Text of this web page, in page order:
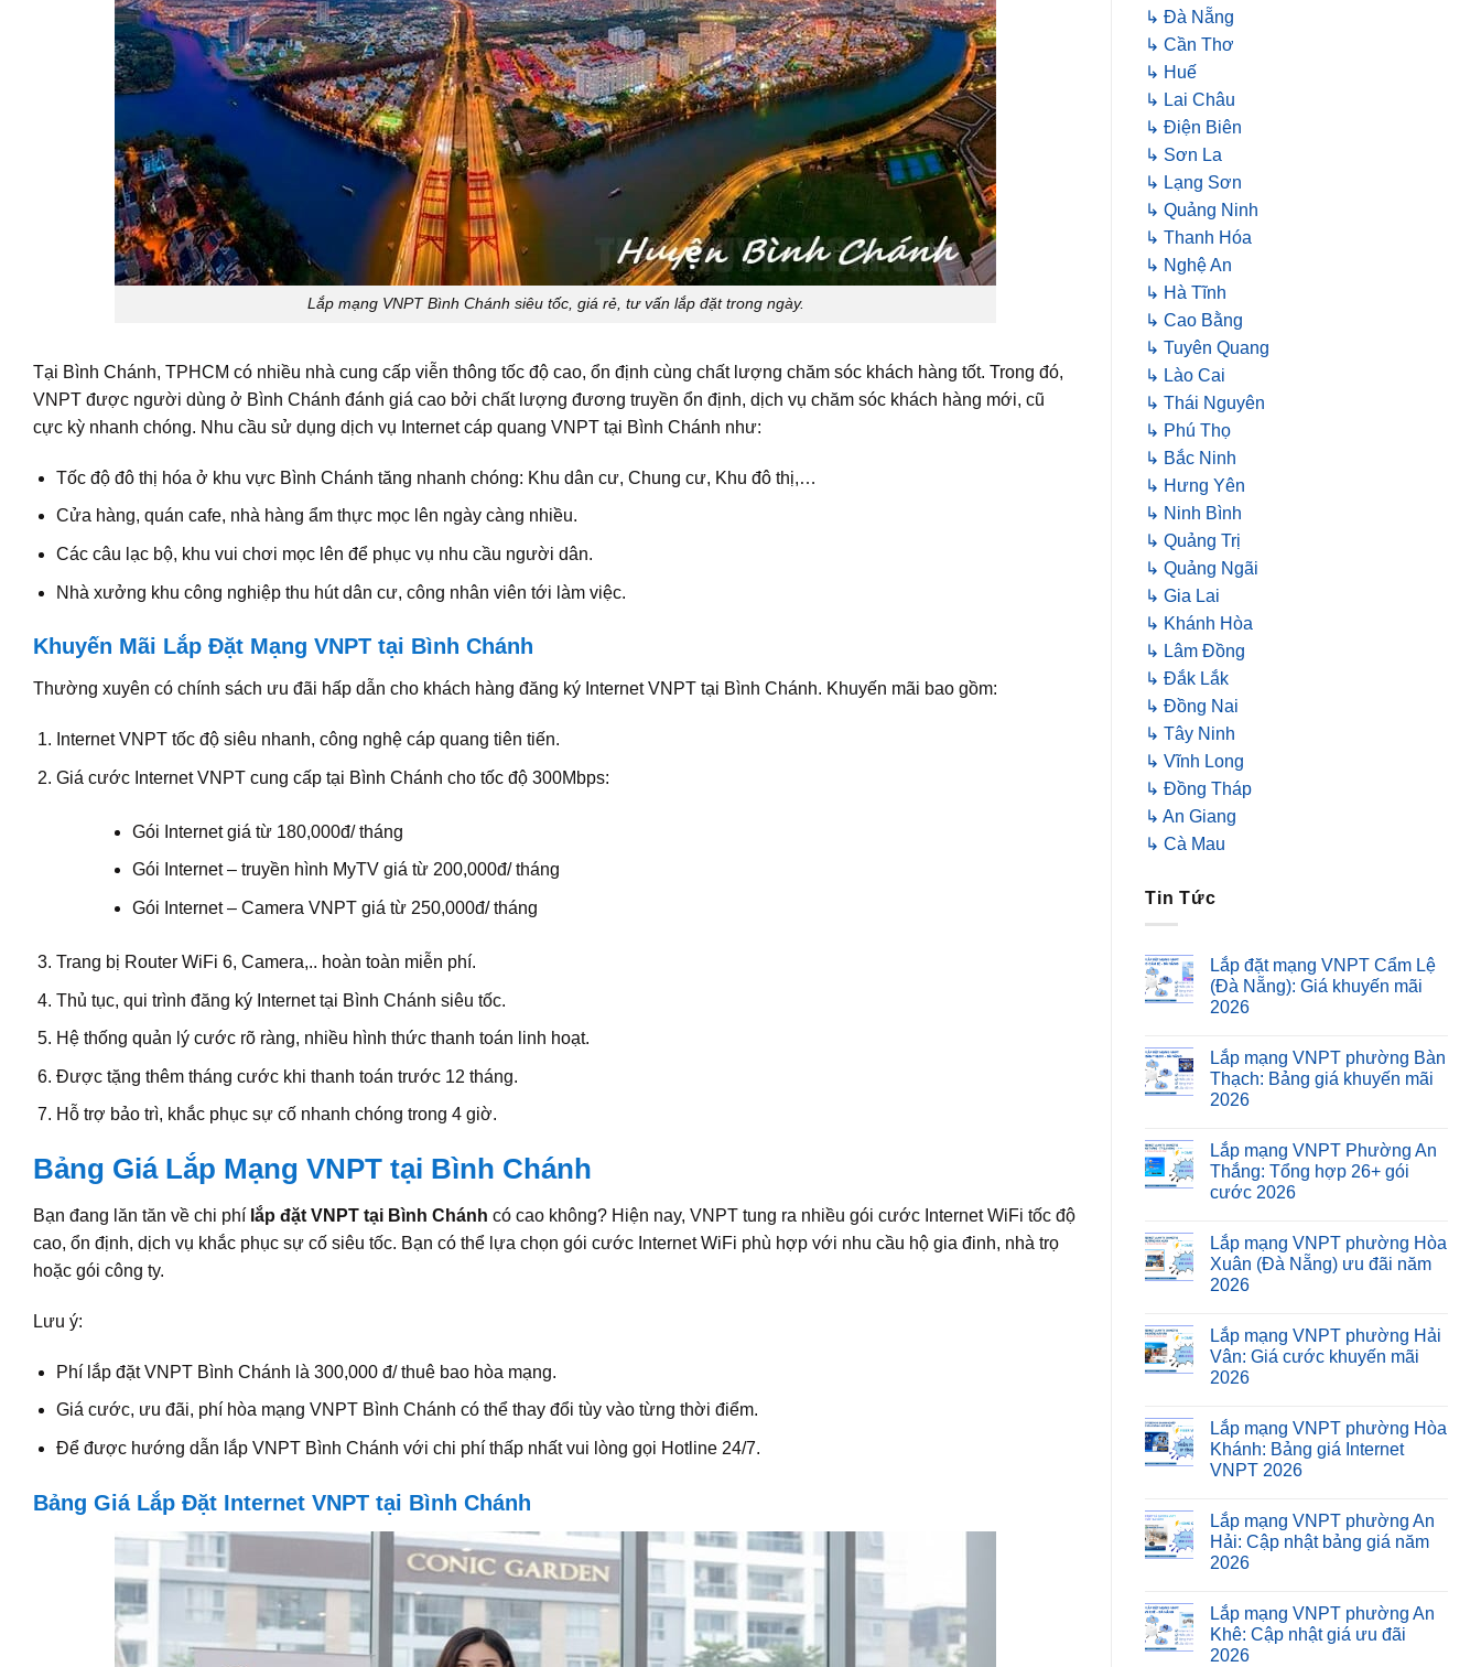
Lắp mạng VNPT Bình Chánh siêu tốc, giá rẻ, tư vấn lắp đặt trong ngày.
Tại Bình Chánh, TPHCM có nhiều nhà cung cấp viễn thông tốc độ cao, ổn định cùng chất lượng chăm sóc khách hàng tốt. Trong đó,
VNPT được người dùng ở Bình Chánh đánh giá cao bởi chất lượng đương truyền ổn định, dịch vụ chăm sóc khách hàng mới, cũ
cực kỳ nhanh chóng. Nhu cầu sử dụng dịch vụ Internet cáp quang VNPT tại Bình Chánh như:
Tốc độ đô thị hóa ở khu vực Bình Chánh tăng nhanh chóng: Khu dân cư, Chung cư, Khu đô thị,…
Cửa hàng, quán cafe, nhà hàng ẩm thực mọc lên ngày càng nhiều.
Các câu lạc bộ, khu vui chơi mọc lên để phục vụ nhu cầu người dân.
Nhà xưởng khu công nghiệp thu hút dân cư, công nhân viên tới làm việc.
Khuyến Mãi Lắp Đặt Mạng VNPT tại Bình Chánh
Thường xuyên có chính sách ưu đãi hấp dẫn cho khách hàng đăng ký Internet VNPT tại Bình Chánh. Khuyến mãi bao gồm:
Internet VNPT tốc độ siêu nhanh, công nghệ cáp quang tiên tiến.
Giá cước Internet VNPT cung cấp tại Bình Chánh cho tốc độ 300Mbps:
Gói Internet giá từ 180,000đ/ tháng
Gói Internet – truyền hình MyTV giá từ 200,000đ/ tháng
Gói Internet – Camera VNPT giá từ 250,000đ/ tháng
Trang bị Router WiFi 6, Camera,.. hoàn toàn miễn phí.
Thủ tục, qui trình đăng ký Internet tại Bình Chánh siêu tốc.
Hệ thống quản lý cước rõ ràng, nhiều hình thức thanh toán linh hoạt.
Được tặng thêm tháng cước khi thanh toán trước 12 tháng.
Hỗ trợ bảo trì, khắc phục sự cố nhanh chóng trong 4 giờ.
Bảng Giá Lắp Mạng VNPT tại Bình Chánh
Bạn đang lăn tăn về chi phí lắp đặt VNPT tại Bình Chánh có cao không? Hiện nay, VNPT tung ra nhiều gói cước Internet WiFi tốc độ
cao, ổn định, dịch vụ khắc phục sự cố siêu tốc. Bạn có thể lựa chọn gói cước Internet WiFi phù hợp với nhu cầu hộ gia đinh, nhà trọ
hoặc gói công ty.
Lưu ý:
Phí lắp đặt VNPT Bình Chánh là 300,000 đ/ thuê bao hòa mạng.
Giá cước, ưu đãi, phí hòa mạng VNPT Bình Chánh có thể thay đổi tùy vào từng thời điểm.
Để được hướng dẫn lắp VNPT Bình Chánh với chi phí thấp nhất vui lòng gọi Hotline 24/7.
Bảng Giá Lắp Đặt Internet VNPT tại Bình Chánh
↳ Đà Nẵng
↳ Cần Thơ
↳ Huế
↳ Lai Châu
↳ Điện Biên
↳ Sơn La
↳ Lạng Sơn
↳ Quảng Ninh
↳ Thanh Hóa
↳ Nghệ An
↳ Hà Tĩnh
↳ Cao Bằng
↳ Tuyên Quang
↳ Lào Cai
↳ Thái Nguyên
↳ Phú Thọ
↳ Bắc Ninh
↳ Hưng Yên
↳ Ninh Bình
↳ Quảng Trị
↳ Quảng Ngãi
↳ Gia Lai
↳ Khánh Hòa
↳ Lâm Đồng
↳ Đắk Lắk
↳ Đồng Nai
↳ Tây Ninh
↳ Vĩnh Long
↳ Đồng Tháp
↳ An Giang
↳ Cà Mau
Tin Tức
Lắp đặt mạng VNPT Cẩm Lệ
(Đà Nẵng): Giá khuyến mãi
2026
Lắp mạng VNPT phường Bàn
Thạch: Bảng giá khuyến mãi
2026
Lắp mạng VNPT Phường An
Thắng: Tổng hợp 26+ gói
cước 2026
Lắp mạng VNPT phường Hòa
Xuân (Đà Nẵng) ưu đãi năm
2026
Lắp mạng VNPT phường Hải
Vân: Giá cước khuyến mãi
2026
Lắp mạng VNPT phường Hòa
Khánh: Bảng giá Internet
VNPT 2026
Lắp mạng VNPT phường An
Hải: Cập nhật bảng giá năm
2026
Lắp mạng VNPT phường An
Khê: Cập nhật giá ưu đãi
2026